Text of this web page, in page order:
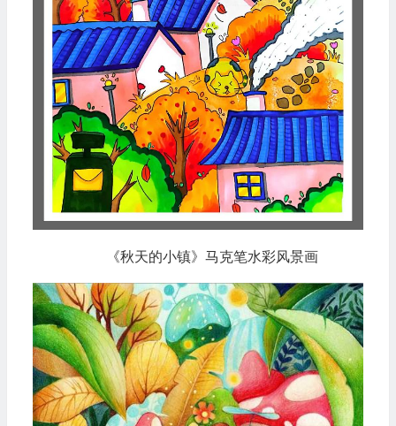
《秋天的小镇》马克笔水彩风景画